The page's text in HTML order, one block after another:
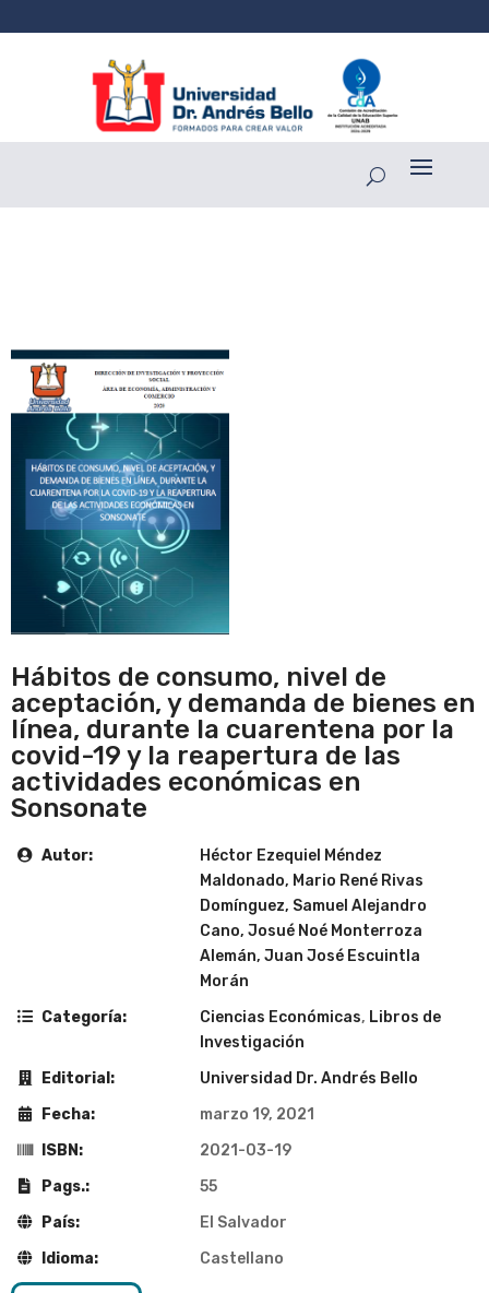
Hábitos de consumo, nivel de
aceptación, y demanda de bienes en
línea, durante la cuarentena por la
covid-19 y la reapertura de las
actividades económicas en
Sonsonate
Autor:
Héctor Ezequiel Méndez
Maldonado, Mario René Rivas
Domínguez, Samuel Alejandro
Cano, Josué Noé Monterroza
Alemán, Juan José Escuintla
Morán
Categoría:
Ciencias Económicas, Libros de
Investigación
Editorial:
Universidad Dr. Andrés Bello
Fecha:
marzo 19, 2021
ISBN:
2021-03-19
Pags.:
55
País:
El Salvador
Idioma:
Castellano